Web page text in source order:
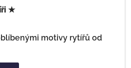
★
motivy rytířů od